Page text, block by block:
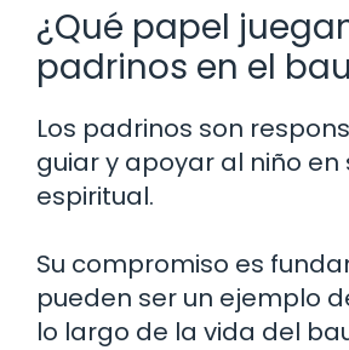
¿Qué papel
padrinos en el
Los padrinos son
guiar y apoyar al niño en
espiritual.
Su compromiso es
pueden ser un ejemplo
lo largo de la vida del